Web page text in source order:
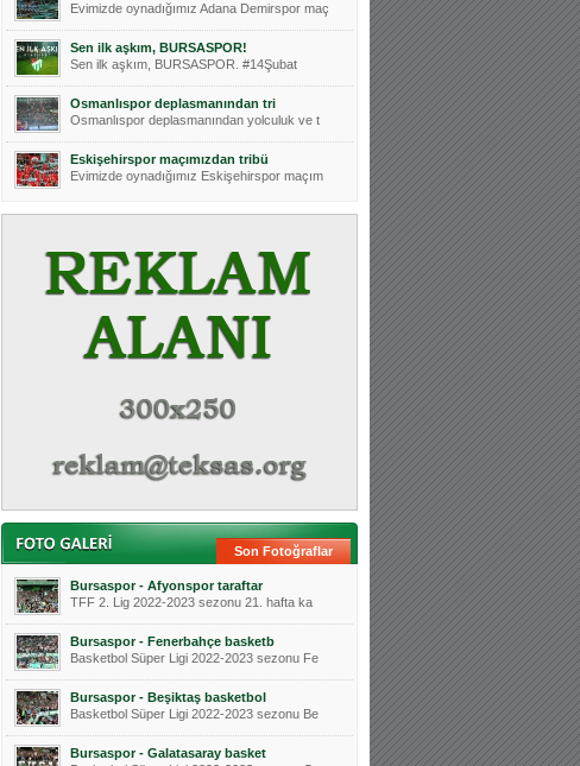
Evimizde oynadığımız Adana Demirspor maç
Sen ilk aşkım, BURSASPOR!
Sen ilk aşkım, BURSASPOR. #14Şubat
Osmanlıspor deplasmanından tri
Osmanlıspor deplasmanından yolculuk ve t
Eskişehirspor maçımızdan tribü
Evimizde oynadığımız Eskişehirspor maçım
Son Fotoğraflar
Bursaspor - Afyonspor taraftar
TFF 2. Lig 2022-2023 sezonu 21. hafta ka
Bursaspor - Fenerbahçe basketb
Basketbol Süper Ligi 2022-2023 sezonu Fe
Bursaspor - Beşiktaş basketbol
Basketbol Süper Ligi 2022-2023 sezonu Be
Bursaspor - Galatasaray basket